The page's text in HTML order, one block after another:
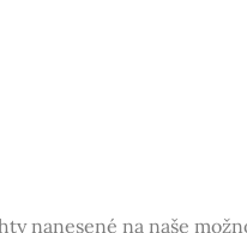
nanesené na naše